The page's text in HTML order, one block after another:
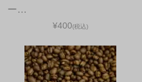
ー…
¥400(税込)